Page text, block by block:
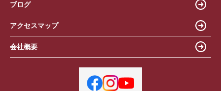
ブログ
アクセスマップ
会社概要